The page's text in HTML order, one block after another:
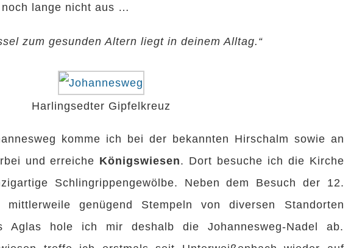
lange nicht aus …
zum gesunden Altern liegt in deinem Alltag.“
Harlingsedter Gipfelkreuz
komme ich bei der bekannten Hirschalm sowie an
und erreiche Königswiesen. Dort besuche ich die Kirche
Schlingrippengewölbe. Neben dem Besuch der 12.
genügend Stempeln von diversen Standorten
Aglas hole ich mir deshalb die Johannesweg-Nadel ab.